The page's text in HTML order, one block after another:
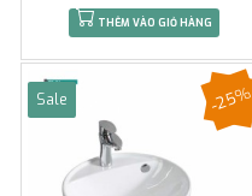
THÊM VÀO GIỎ HÀNG
Sale -25%